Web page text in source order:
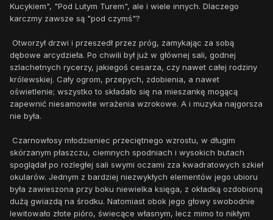
Kucykiem", "Pod Lutym Turem", ale i wiele innych. Dlaczego
karczmy zawsze są "pod czymś"?
Otworzył drzwi i przeszedł przez próg, zamykając za sobą
dębowe arcydzieła. Po chwili był już w głównej sali, godnej
szlachetnych rycerzy, jakiegoś cesarza, czy nawet całej rodziny
królewskiej. Cały ogrom, przepych, zdobienia, a nawet
oświetlenie; wszystko to składało się na mieszankę mogącą
zapewnić niesamowite wrażenia wzrokowe. A i muzyka najgorsza
nie była.
Czarnowłosy młodzieniec przeciętnego wzrostu, w długim
skórzanym płaszczu, ciemnych spodniach i wysokich butach
spoglądał po rozległej sali swymi oczami zza kwadratowych szkieł
okularów. Jednym z bardziej niezwykłych elementów jego ubioru
była zawieszona przy boku niewielka księga, z okładką ozdobioną
dużą gwiazdą na środku. Natomiast obok jego głowy swobodnie
lewitowało złote pióro, świecące własnym, lecz mimo to nikłym